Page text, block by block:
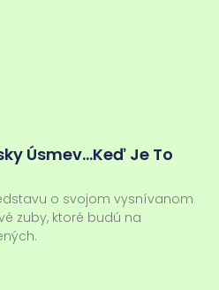
Úsmev…keď Je To
o svojom vysnívanom
zuby, ktoré budú na